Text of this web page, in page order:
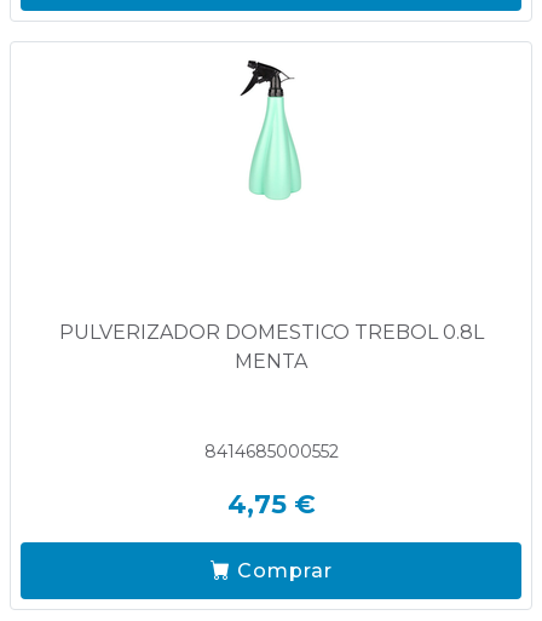
PULVERIZADOR DOMESTICO TREBOL 0.8L
MENTA
8414685000552
4,75 €
Comprar